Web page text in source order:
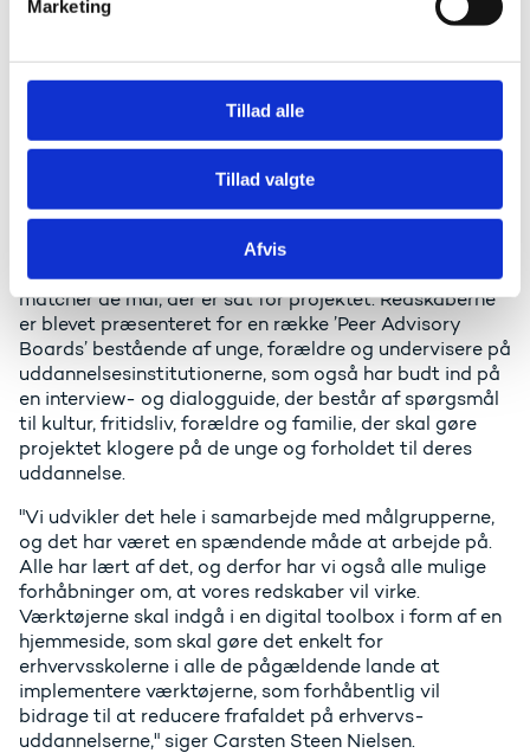
Marketing
Tillad alle
Tillad valgte
Afvis
Udviklet i samarbejde med
"Metoden er udviklet over mange år i Norge, og vi kan
se, at det virker, også selvom det ikke har været prøvet
erfaringer med noget tilsvarende, var begejstringen
’Solution by Inclusion’ benytter sig desuden af
redskaber, der er udviklet gennem andre EU-projekter
inden for erhvervsuddannelsesområdet, og som
matcher de mål, der er sat for projektet. Redskaberne
er blevet præsenteret for en række ’Peer Advisory
Boards’ bestående af unge, forældre og undervisere på
uddannelsesinstitutionerne, som også har budt ind på
en interview- og dialogguide, der består af spørgsmål
til kultur, fritidsliv, forældre og familie, der skal gøre
projektet klogere på de unge og forholdet til deres
uddannelse.
"Vi udvikler det hele i samarbejde med målgrupperne,
og det har været en spændende måde at arbejde på.
Alle har lært af det, og derfor har vi også alle mulige
forhåbninger om, at vores redskaber vil virke.
Værktøjerne skal indgå i en digital toolbox i form af en
hjemmeside, som skal gøre det enkelt for
erhvervsskolerne i alle de pågældende lande at
implementere værktøjerne, som forhåbentlig vil
bidrage til at reducere frafaldet på erhvervs-
uddannelserne," siger Carsten Steen Nielsen.